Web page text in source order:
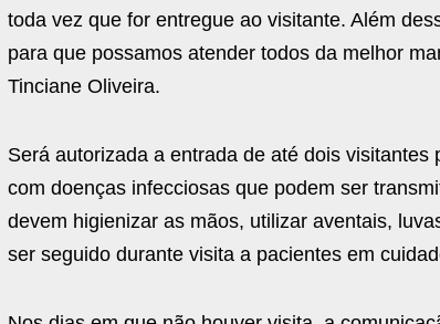
toda vez que for entregue ao visitante. Além
para que possamos atender todos da melhor
Tinciane Oliveira.
Será autorizada a entrada de até dois
com doenças infecciosas que podem ser
devem higienizar as mãos, utilizar aventais,
ser seguido durante visita a pacientes em